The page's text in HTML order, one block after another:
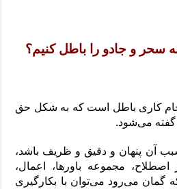
سحر و جادو را باطل کنیم؟
کاری باطل است که به شکل حق
گفته می‌شود.
آن پنهان و دقیق و ظریف باشد،
مجموعه باورها، اعمال،
می‌رود می‌توان با بکارگیری